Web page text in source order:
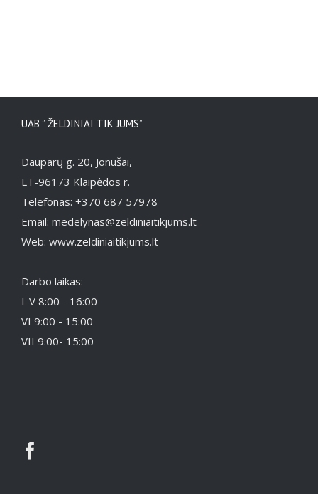
UAB ” ŽELDINIAI TIK JUMS”
Dauparų g. 20, Jonušai,
LT-96173 Klaipėdos r.
Telefonas: +370 687 57978
Email: medelynas@zeldiniaitikjums.lt
Web: www.zeldiniaitikjums.lt
Darbo laikas:
I-V 8:00 - 16:00
VI 9:00 - 15:00
VII 9:00- 15:00